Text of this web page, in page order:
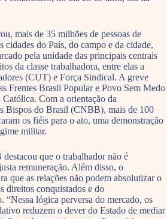
mais de 35 milhões de pessoas de
cidades do País, do campo e da cidade,
pela unidade das principais centrais
da classe trabalhadora, entre elas a
(CUT) e Força Sindical. A greve
Frentes Brasil Popular e Povo Sem Medo
Com a orientação da
Bispos do Brasil (CNBB), mais de 100
os fiéis para o ato, uma demonstração
militar.
que o trabalhador não é
remuneração. Além disso, o
que as relações não podem absolutizar o
direitos conquistados e do
“Nessa lógica perversa do mercado, os
reduzem o dever do Estado de mediar